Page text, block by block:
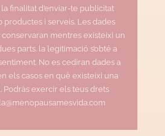
finalitat d’enviar-te publicitat
productes i serveis. Les dades
mentres existeixi un
parts. la legitimació s’obté a
No es cediran dades a
els casos en què existeixi una
Podràs exercir els teus drets